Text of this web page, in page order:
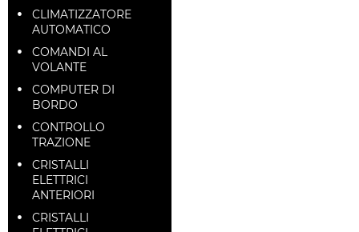
CLIMATIZZATORE
AUTOMATICO
COMANDI AL
VOLANTE
COMPUTER DI
BORDO
CONTROLLO
TRAZIONE
CRISTALLI
ELETTRICI
ANTERIORI
CRISTALLI